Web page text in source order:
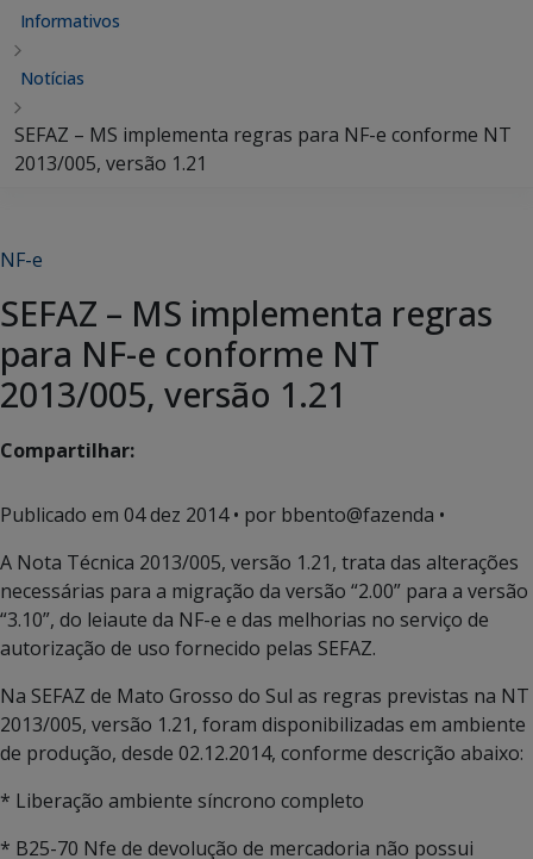
Informativos
Notícias
SEFAZ – MS implementa regras para NF-e conforme NT
2013/005, versão 1.21
NF-e
SEFAZ – MS implementa regras
para NF-e conforme NT
2013/005, versão 1.21
Compartilhar:
Publicado em 04 dez 2014• por bbento@fazenda •
A Nota Técnica 2013/005, versão 1.21, trata das alterações
necessárias para a migração da versão “2.00” para a versão
“3.10”, do leiaute da NF-e e das melhorias no serviço de
autorização de uso fornecido pelas SEFAZ.
Na SEFAZ de Mato Grosso do Sul as regras previstas na NT
2013/005, versão 1.21, foram disponibilizadas em ambiente
de produção, desde 02.12.2014, conforme descrição abaixo:
* Liberação ambiente síncrono completo
* B25-70 Nfe de devolução de mercadoria não possui